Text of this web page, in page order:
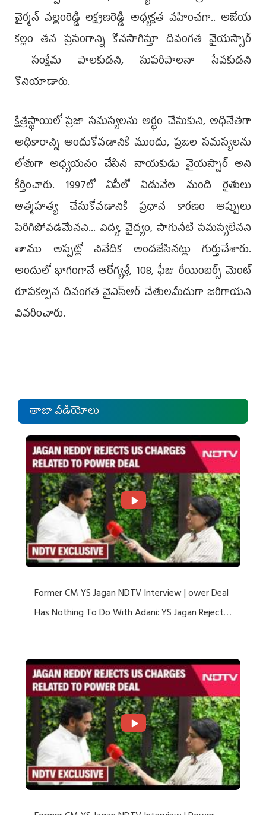
చైర్మన్ వల్లంరెడ్డి లక్ష్మణరెడ్డి అధ్యక్షత వహించగా.. అజేయ
కల్లం తన ప్రసంగాన్ని కొనసాగిస్తూ దివంగత వైయ‌స్సార్
సంక్షేమ పాలకుడని, సుపరిపాలనా సేవకుడని
కొనియాడారు.
క్షేత్రస్థాయిలో ప్రజా సమస్యలను అర్థం చేసుకుని, అధినేతగా
అధికారాన్ని అందుకోవడానికి ముందు, ప్రజల సమస్యలను
లోతుగా అధ్యయనం చేసిన నాయకుడు వైయస్సార్ అని
కీర్తించారు. 1997లో ఏపీలో ఏడువేల మంది రైతులు
ఆత్మహత్య చేసుకోవడానికి ప్రధాన కారణం అప్పులు
పెరిగిపోవడమేనని... విద్య, వైద్యం, సాగునీటి సమస్యలేనని
తాము అప్పట్లో నివేదిక అందజేసినట్లు గుర్తుచేశారు.
అందులో భాగంగానే ఆరోగ్యశ్రీ, 108, ఫీజు రీయింబర్స్ మెంట్
రూపకల్పన దివంగత వైఎస్ఆర్ చేతులమీదుగా జరిగాయని
వివరించారు.
తాజా వీడియోలు
Former CM YS Jagan NDTV Interview | ower Deal
Has Nothing To Do With Adani: YS Jagan Rejects